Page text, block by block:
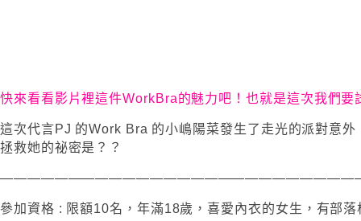
快來看看影片裡這件WorkBra的魅力吧！也就是這次我們要
這次代言PJ 的Work Bra 的小嶋陽菜發生了走光的派對意外
拯救她的祕密是？？
參加資格 : 限額10名，年滿18歲，喜愛內衣的女生，有部